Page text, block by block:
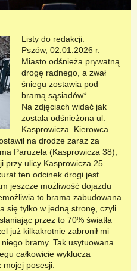
Listy do redakcji:
Pszów, 02.01.2026 r.
Miasto odśnieża prywatną
drogę radnego, a zwał
śniegu zostawia pod
bramą sąsiadów*
Na zdjęciach widać jak
została odśnieżona ul.
Kasprowicza. Kierowca
na drodze zaraz za
Paruzela (Kasprowicza 38),
przy ulicy Kasprowicza 25.
ten odcinek drogi jest
jeszcze możliwość dojazdu
to brama zabudowana
się tylko w jedną stronę, czyli
przez to 70% światła
już kilkakrotnie zabronił mi
bramy. Tak usytuowana
całkowicie wyklucza
mojej posesji.